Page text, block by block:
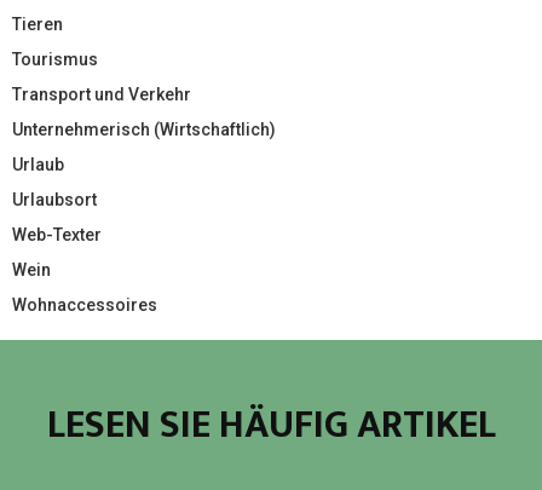
Tieren
Tourismus
Transport und Verkehr
Unternehmerisch (Wirtschaftlich)
Urlaub
Urlaubsort
Web-Texter
Wein
Wohnaccessoires
LESEN SIE HÄUFIG ARTIKEL